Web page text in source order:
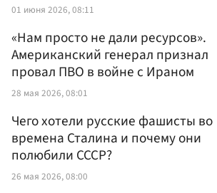
01 июня 2026, 08:11
«Нам просто не дали ресурсов».
Американский генерал признал
провал ПВО в войне с Ираном
28 мая 2026, 08:01
Чего хотели русские фашисты во
времена Сталина и почему они
полюбили СССР?
26 мая 2026, 08:00